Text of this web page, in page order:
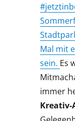
Mal mit
sein. Es
immer